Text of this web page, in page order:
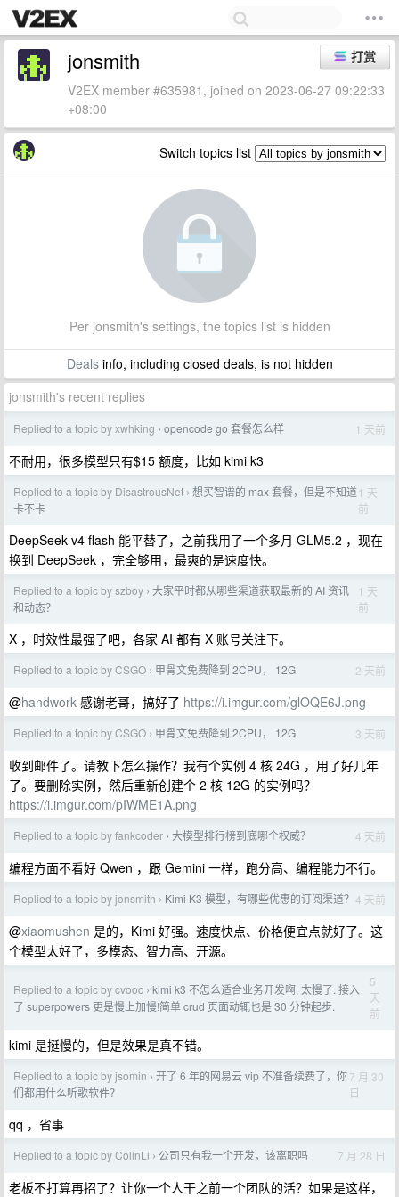
打赏
jonsmith
V2EX member #635981, joined on 2023-06-27 09:22:33
+08:00
Switch topics list
Per jonsmith's settings, the topics list is hidden
Dealsinfo, including closed deals, is not hidden
jonsmith's recent replies
Replied to a topic by xwhking › opencode go 套餐怎么样 1 天前
不耐用，很多模型只有$15 额度，比如 kimi k3
Replied to a topic by DisastrousNet › 想买智谱的 max 套餐，但是不知道
卡不卡
1 天
前
DeepSeek v4 flash 能平替了，之前我用了一个多月 GLM5.2 ，现在
换到 DeepSeek ，完全够用，最爽的是速度快。
Replied to a topic by szboy › 大家平时都从哪些渠道获取最新的 AI 资讯
和动态？
1 天
前
X ，时效性最强了吧，各家 AI 都有 X 账号关注下。
Replied to a topic by CSGO › 甲骨文免费降到 2CPU， 12G 2 天前
@handwork 感谢老哥，搞好了 https://i.imgur.com/glOQE6J.png
Replied to a topic by CSGO › 甲骨文免费降到 2CPU， 12G 3 天前
收到邮件了。请教下怎么操作？我有个实例 4 核 24G ，用了好几年
了。要删除实例，然后重新创建个 2 核 12G 的实例吗？
https://i.imgur.com/pIWME1A.png
Replied to a topic by fankcoder › 大模型排行榜到底哪个权威？ 4 天前
编程方面不看好 Qwen ，跟 Gemini 一样，跑分高、编程能力不行。
Replied to a topic by jonsmith › Kimi K3 模型，有哪些优惠的订阅渠道？ 4 天前
@xiaomushen 是的，Kimi 好强。速度快点、价格便宜点就好了。这
个模型太好了，多模态、智力高、开源。
Replied to a topic by cvooc › kimi k3 不怎么适合业务开发啊, 太慢了. 接入
了 superpowers 更是慢上加慢!简单 crud 页面动辄也是 30 分钟起步.
5
天
前
kimi 是挺慢的，但是效果是真不错。
Replied to a topic by jsomin › 开了 6 年的网易云 vip 不准备续费了，你
们都用什么听歌软件？
7 月 30
日
qq ，省事
Replied to a topic by ColinLi › 公司只有我一个开发，该离职吗 7 月 28 日
老板不打算再招了？让你一个人干之前一个团队的活？如果是这样，